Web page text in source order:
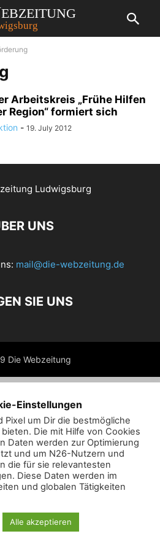
Arbeitskreis „Frühe Hilfen
Region“ formiert sich
- 19. July 2012
UNS
mail@die-webzeitung.de
SIE UNS
Die Webzeitung
Einstellungen
Pixel um Dir die bestmögliche
Die mit Hilfe von Cookies
Daten werden zur Optimierung
und um N26-Nutzern und
die für sie relevantesten
Diese Daten werden im
und globalen Tätigkeiten
Alle akzeptieren